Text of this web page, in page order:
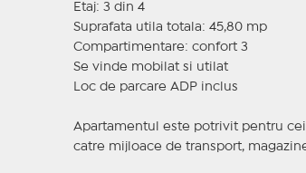
Etaj: 3 din 4
Suprafata utila totala: 45,80 mp
Compartimentare: confort 3
Se vinde mobilat si utilat
Loc de parcare ADP inclus
Apartamentul este potrivit pentru
catre mijloace de transport,